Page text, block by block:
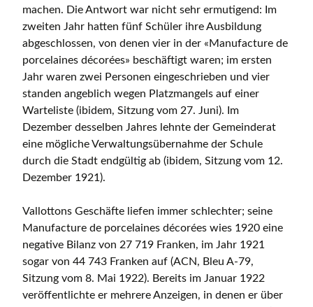
machen. Die Antwort war nicht sehr ermutigend: Im
zweiten Jahr hatten fünf Schüler ihre Ausbildung
abgeschlossen, von denen vier in der «Manufacture de
porcelaines décorées» beschäftigt waren; im ersten
Jahr waren zwei Personen eingeschrieben und vier
standen angeblich wegen Platzmangels auf einer
Warteliste (ibidem, Sitzung vom 27. Juni). Im
Dezember desselben Jahres lehnte der Gemeinderat
eine mögliche Verwaltungsübernahme der Schule
durch die Stadt endgültig ab (ibidem, Sitzung vom 12.
Dezember 1921).
Vallottons Geschäfte liefen immer schlechter; seine
Manufacture de porcelaines décorées wies 1920 eine
negative Bilanz von 27 719 Franken, im Jahr 1921
sogar von 44 743 Franken auf (ACN, Bleu A-79,
Sitzung vom 8. Mai 1922). Bereits im Januar 1922
veröffentlichte er mehrere Anzeigen, in denen er über